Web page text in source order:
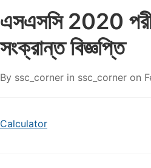
এসএসসি 2020
সংক্রান্ত বিজ্ঞপ্তি
By ssc_corner in ssc_corner on
Calculator